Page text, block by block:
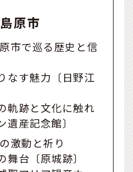
原市
市で巡る歴史と信
なす魅力〔日野江
軌跡と文化に触れ
産記念館〕
激動と祈り
台〔原城跡〕